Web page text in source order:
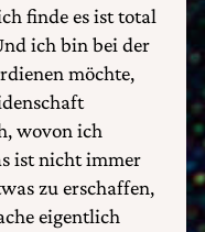
finde es ist total
ich bin bei der
möchte,
wovon ich
ist nicht immer
zu erschaffen,
eigentlich